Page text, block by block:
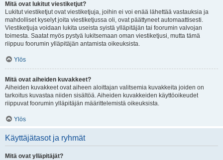
Mitä ovat lukitut viestiketjut?
Lukitut viestiketjut ovat viestiketjuja, joihin ei voi enää lähettää vastauksia ja
mahdolliset kyselyt joita viestiketjussa oli, ovat päättyneet automaattisesti.
Viestiketjuja voidaan lukita useista syistä ylläpitäjän tai foorumin valvojan
toimesta. Saatat myös pystyä lukitsemaan oman viestiketjusi, mutta tämä
riippuu foorumin ylläpitäjän antamista oikeuksista.
Ylös
Mitä ovat aiheiden kuvakkeet?
Aiheiden kuvakkeet ovat aiheen aloittajan valitsemia kuvakkeita joiden on
tarkoitus kuvastaa niiden sisältöä. Aiheiden kuvakkeiden käyttöoikeudet
riippuvat foorumin ylläpitäjän määrittelemistä oikeuksista.
Ylös
Käyttäjätasot ja ryhmät
Mitä ovat ylläpitäjät?